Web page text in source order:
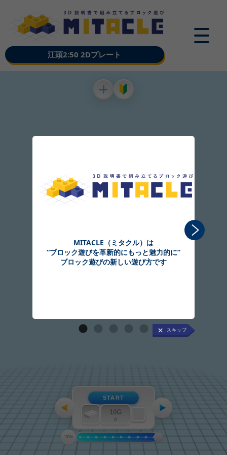
江頭2:50 2Dプレート
MITACLE（ミタクル）は
“ブロック遊びを革新的にもっと魅力的に”
ブロック遊びの新しい遊び方です
START
10G
白
100%